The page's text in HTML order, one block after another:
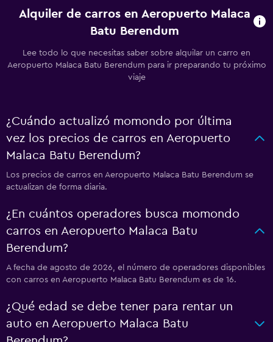
Alquiler de carros en Aeropuerto Malaca
Batu Berendum
Lee todo lo que necesitas saber sobre alquilar un carro en
Aeropuerto Malaca Batu Berendum para ir preparando tu próximo
viaje
¿Cuándo actualizó momondo por última
vez los precios de carros en Aeropuerto
Malaca Batu Berendum?
Los precios de carros en Aeropuerto Malaca Batu Berendum se
actualizan de forma diaria.
¿En cuántos operadores busca momondo
carros en Aeropuerto Malaca Batu
Berendum?
A fecha de agosto de 2026, el número de operadores disponibles
con carros en Aeropuerto Malaca Batu Berendum es de 16.
¿Qué edad se debe tener para rentar un
auto en Aeropuerto Malaca Batu